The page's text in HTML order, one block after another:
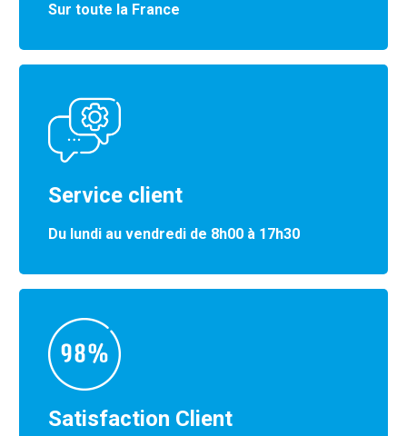
Sur toute la France
Service client
Du lundi au vendredi de 8h00 à 17h30
Satisfaction Client